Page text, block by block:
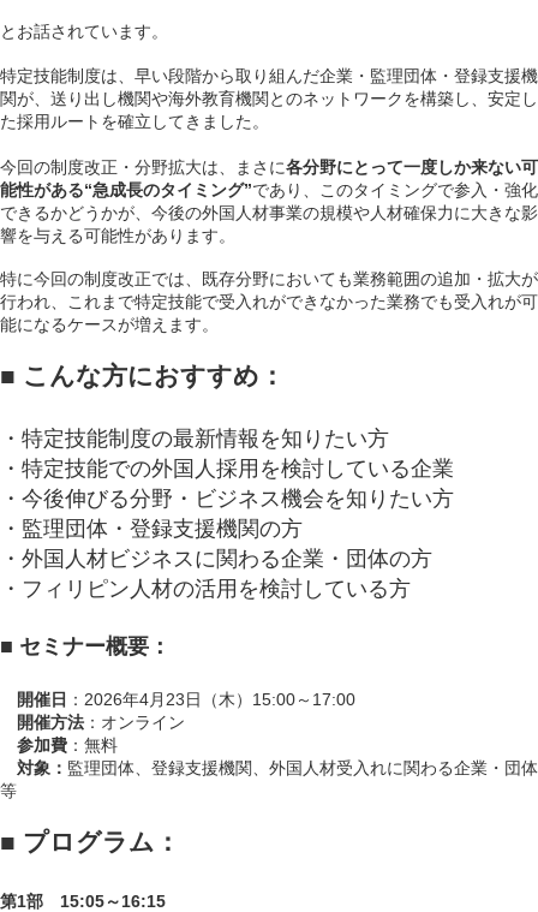
とお話されています。
特定技能制度は、早い段階から取り組んだ企業・監理団体・登録支援機
関が、送り出し機関や海外教育機関とのネットワークを構築し、安定し
た採用ルートを確立してきました。
今回の制度改正・分野拡大は、まさに各分野にとって一度しか来ない可
能性がある“急成長のタイミング”であり、このタイミングで参入・強化
できるかどうかが、今後の外国人材事業の規模や人材確保力に大きな影
響を与える可能性があります。
特に今回の制度改正では、既存分野においても業務範囲の追加・拡大が
行われ、これまで特定技能で受入れができなかった業務でも受入れが可
能になるケースが増えます。
■ こんな方におすすめ：
・特定技能制度の最新情報を知りたい方
・特定技能での外国人採用を検討している企業
・今後伸びる分野・ビジネス機会を知りたい方
・監理団体・登録支援機関の方
・外国人材ビジネスに関わる企業・団体の方
・フィリピン人材の活用を検討している方
■ セミナー概要：
開催日 ：2026年4月23日（木）15:00～17:00
開催方法 ：オンライン
参加費 ：無料
対象： 監理団体、登録支援機関、外国人材受入れに関わる企業・団体
等
■ プログラム：
第1部 15:05～16:15